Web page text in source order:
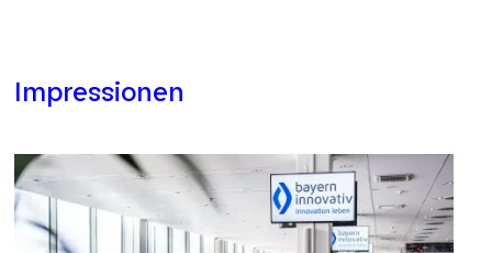
Impressionen